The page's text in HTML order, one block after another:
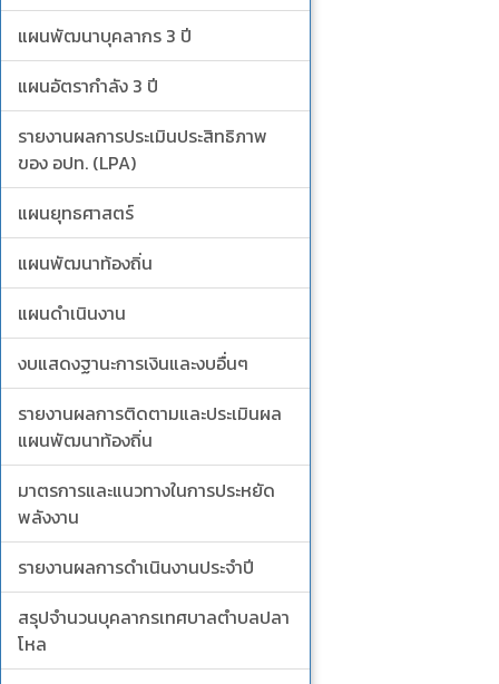
แผนพัฒนาบุคลากร 3 ปี
แผนอัตรากำลัง 3 ปี
รายงานผลการประเมินประสิทธิภาพ
ของ อปท. (LPA)
แผนยุทธศาสตร์
แผนพัฒนาท้องถิ่น
แผนดำเนินงาน
งบแสดงฐานะการเงินและงบอื่นๆ
รายงานผลการติดตามและประเมินผล
แผนพัฒนาท้องถิ่น
มาตรการและแนวทางในการประหยัด
พลังงาน
รายงานผลการดำเนินงานประจำปี
สรุปจำนวนบุคลากรเทศบาลตำบลปลา
โหล